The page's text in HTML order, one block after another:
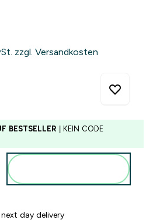
zzgl. Versandkosten
BESTSELLER | KEIN CODE
day delivery